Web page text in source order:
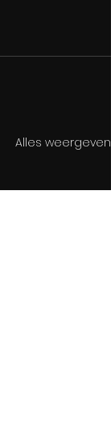
Alles weergeven